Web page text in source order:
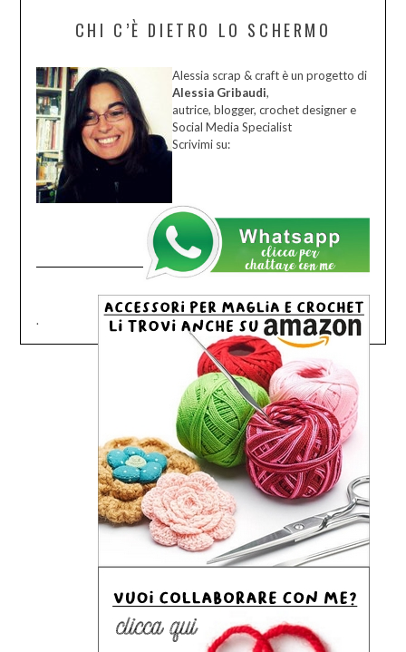
CHI C’È DIETRO LO SCHERMO
Alessia scrap & craft è un progetto di
Alessia Gribaudi,
autrice, blogger, crochet designer e
Social Media Specialist
Scrivimi su:
.